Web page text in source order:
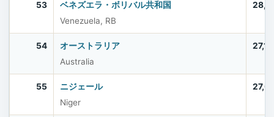
53
ベネズエラ・ボリバル共和国
Venezuela, RB
54
オーストラリア
Australia
55
ニジェール
Niger